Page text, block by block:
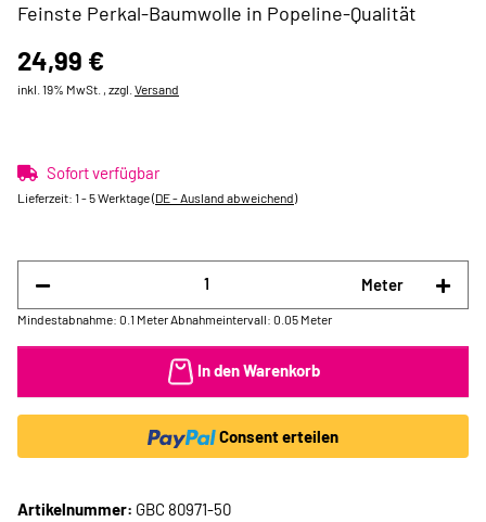
Feinste Perkal-Baumwolle in Popeline-Qualität
24,99 €
inkl. 19% MwSt. , zzgl. Versand
Sofort verfügbar
Lieferzeit: 1 - 5 Werktage(DE - Ausland abweichend)
Meter
Mindestabnahme: 0.1 Meter Abnahmeintervall: 0.05 Meter
In den Warenkorb
Consent erteilen
Artikelnummer: GBC 80971-50